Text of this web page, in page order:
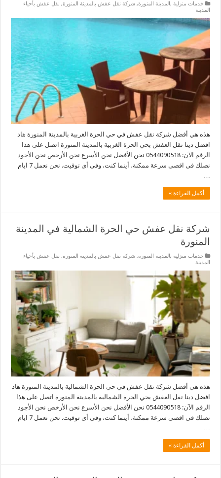
خدمات منزلية بالمدينة المنورة,شركة نقل عفش بالمدينة المنورة, نقل عفش بأحياء
المدينة
هذه هي أفضل شركة نقل عفش في حي الحرة الغربية بالمدينة المنورة هاد
افضل دينا نقل العفش بحي الحرة الغربية بالمدينة المنورة اتصل على هذا
الرقم الآن: 0544090518 نحن الأفضل نحن الأسرع نحن الأرخص نحن الأجود
نصلك فى اقصى سرعة ممكنة، أينما كنت، وفى أى توقيت. نحن نعمل 7 ايام
أكمل القراءة »
شركة نقل عفش حي الحرة الشمالية في المدينة
المنورة
خدمات منزلية بالمدينة المنورة,شركة نقل عفش بالمدينة المنورة, نقل عفش بأحياء
المدينة
هذه هي أفضل شركة نقل عفش في حي الحرة الشمالية بالمدينة المنورة هاد
افضل دينا نقل العفش بحي الحرة الشمالية بالمدينة المنورة اتصل على هذا
الرقم الآن: 0544090518 نحن الأفضل نحن الأسرع نحن الأرخص نحن الأجود
نصلك فى اقصى سرعة ممكنة، أينما كنت، وفى أى توقيت. نحن نعمل 7 ايام
أكمل القراءة »